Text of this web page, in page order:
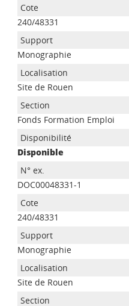
240/48331
Monographie
Site de Rouen
Fonds Formation Emploi
Disponible
DOC00048331-1
240/48331
Monographie
Site de Rouen